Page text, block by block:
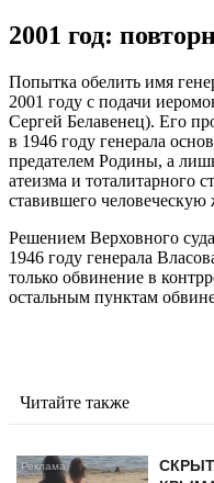
2001 год:
Попытка обелить имя
2001 году с подачи
Сергей Белавенец). Его
в 1946 году генерала
предателем Родины, а
атеизма и тоталитарного
ставившего человеческую
Решением Верховного
1946 году генерала
только обвинение в
остальным пунктам
Читайте также